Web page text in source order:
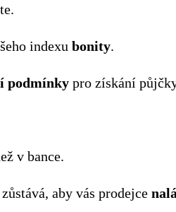
indexu bonity.
podmínky pro získání
v bance.
aby vás prodejce